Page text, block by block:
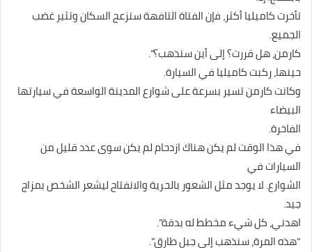
تأخرت كاميليا أكثر، فإن الفتاة التافهة ستزعج السكان وتثير غضب
الجميع.
کارمن، هل قررت؟ إلى أين سنذهب؟”.
حينها، ركبت كاميليا في السيارة.
وكانت كارمن تسير بسرعة على شوارع المدينة الواسعة في سيارتها
البيضاء
الفاخرة.
في هذا الوقت لم يكن هناك ازدحام لم يكن سوى عدد قليل من
السيارات في
الشوارع. لا يوجد مثل الشعور بالحرية والانفتاح ليشعر الشخص بمزاج
جيد.
اهدني، كل شيء مخطط له بدقة”.
“هذه المرة، سنذهب إلى جبل طارق”.